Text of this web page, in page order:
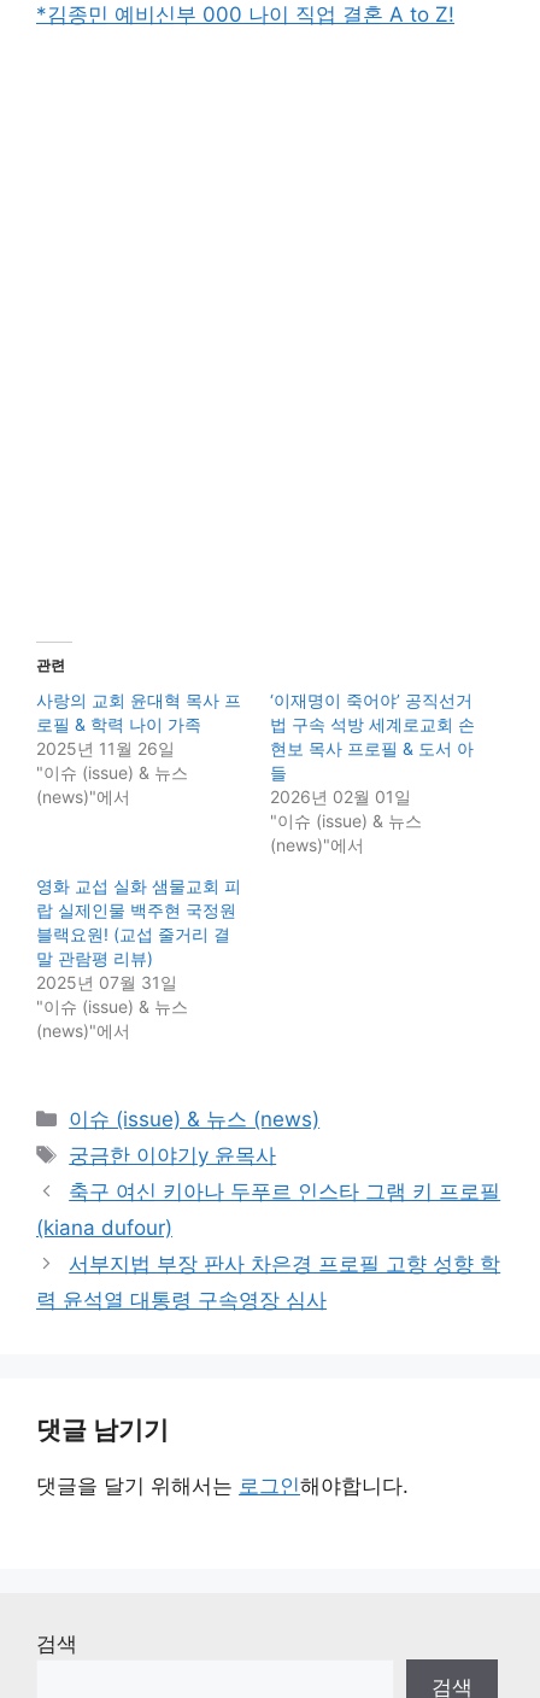
*김종민 예비신부 000 나이 직업 결혼 A to Z!
관련
사랑의 교회 윤대혁 목사 프
로필 & 학력 나이 가족
2025년 11월 26일
"이슈 (issue) & 뉴스
(news)"에서
‘이재명이 죽어야’ 공직선거
법 구속 석방 세계로교회 손
현보 목사 프로필 & 도서 아
들
2026년 02월 01일
"이슈 (issue) & 뉴스
(news)"에서
영화 교섭 실화 샘물교회 피
랍 실제인물 백주현 국정원
블랙요원! (교섭 줄거리 결
말 관람평 리뷰)
2025년 07월 31일
"이슈 (issue) & 뉴스
(news)"에서
카
테
리
이슈 (issue) & 뉴스 (news)
태
그
궁금한 이야기y 윤목사
축구 여신 키아나 두푸르 인스타 그램 키 프로필
(kiana dufour)
서부지법 부장 판사 차은경 프로필 고향 성향 학
력 윤석열 대통령 구속영장 심사
댓글 남기기
댓글을 달기 위해서는 로그인해야합니다.
검색
검색